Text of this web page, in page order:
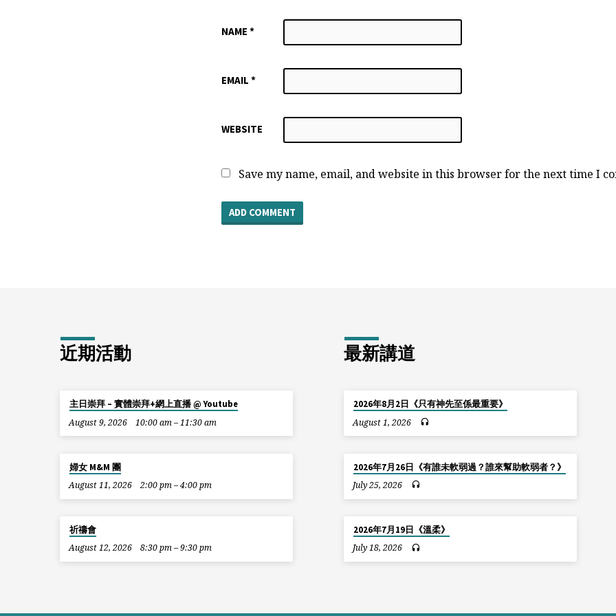
NAME *
EMAIL *
WEBSITE
Save my name, email, and website in this browser for the next time I
近期活動
主日崇拜 – 實體崇拜+網上直播 @ Youtube
August 9, 2026
10:00 am – 11:30 am
婦女 M&M 團
August 11, 2026
2:00 pm – 4:00 pm
祈禱會
August 12, 2026
8:30 pm – 9:30 pm
最新講道
2026年8月2日《只有神先至係最重要》
August 1, 2026
2026年7月26日《有誰未軟弱過？誰來幫助軟弱者？》
July 25, 2026
2026年7月19日《溫柔》
July 18, 2026